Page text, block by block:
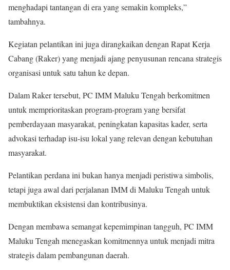
menghadapi tantangan di era yang semakin kompleks,”
tambahnya.
Kegiatan pelantikan ini juga dirangkaikan dengan Rapat Kerja
Cabang (Raker) yang menjadi ajang penyusunan rencana strategis
organisasi untuk satu tahun ke depan.
Dalam Raker tersebut, PC IMM Maluku Tengah berkomitmen
untuk memprioritaskan program-program yang bersifat
pemberdayaan masyarakat, peningkatan kapasitas kader, serta
advokasi terhadap isu-isu lokal yang relevan dengan kebutuhan
masyarakat.
Pelantikan perdana ini bukan hanya menjadi peristiwa simbolis,
tetapi juga awal dari perjalanan IMM di Maluku Tengah untuk
membuktikan eksistensi dan kontribusinya.
Dengan membawa semangat kepemimpinan tangguh, PC IMM
Maluku Tengah menegaskan komitmennya untuk menjadi mitra
strategis dalam pembangunan daerah.